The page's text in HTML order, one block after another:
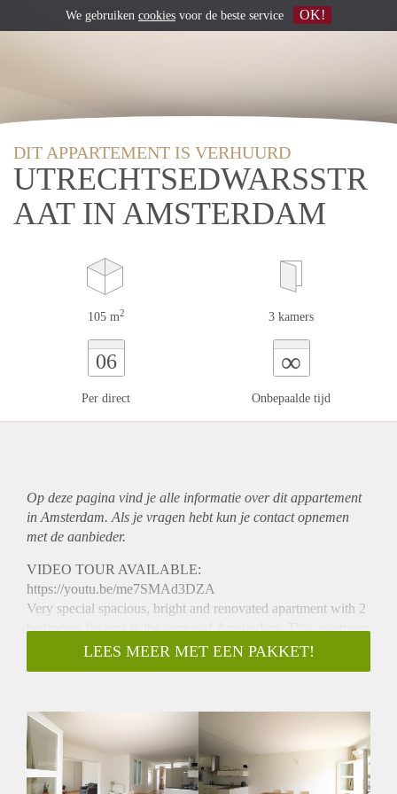
DIT APPARTEMENT IS VERHUURD
UTRECHTSEDWARSSTR
AAT IN AMSTERDAM
105 m2 3 kamers
06
Per direct
∞
Onbepaalde tijd
Op deze pagina vind je alle informatie over ditappartement
in Amsterdam. Als je vragen hebt kun je contact opnemen
met de aanbieder.
VIDEO TOUR AVAILABLE:
https://youtu.be/me7SMAd3DZA
Very special spacious, bright and renovated apartment with 2
bedrooms for rent in the center of Amsterdam. This apartment
is located next to the famous Utrechtsestraat. Available for
long term rent. The apartment is on the 2nd floor. Shops,
station is 7 minutes by bike and tramlines on walking
distance.
- 105m2
- Available from 01-08-2020 for long term
LEES MEER MET EEN PAKKET!
We gebruiken cookies voor de beste service OK!